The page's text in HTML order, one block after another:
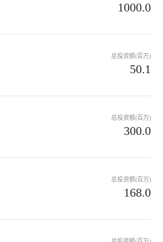
1000.0
总投资额(百万)
50.1
总投资额(百万)
300.0
总投资额(百万)
168.0